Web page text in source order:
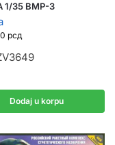
1/35 BMP-3
рсд
Dodaj u korpu